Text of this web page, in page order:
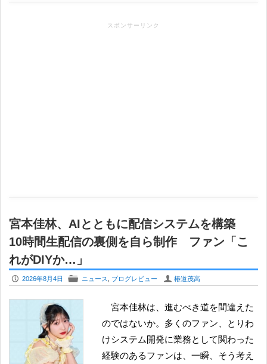
スポンサーリンク
宮本佳林、AIとともに配信システムを構築
10時間生配信の裏側を自ら制作 ファン「こ
れがDIYか…」
P 2026年8月4日 F ニュース ブログレビュー U 椿道茂高
宮本佳林は、進むべき道を間違えた
のではないか。多くのファン、とりわ
けシステム開発に業務として関わった
経験のあるファンは、一瞬、そう考え